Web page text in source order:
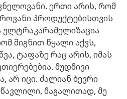
ერთი არის, რომ
პროდუქტებისთვის
ულტრაკარამელიზაცია
შიგნით წყალი აქვს,
ტაფაზე რაც არის, იმას
მუდმივი
არ იცი. ძალიან ბევრი
მაგალითად, მე